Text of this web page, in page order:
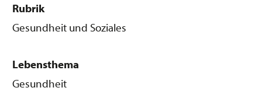
Rubrik
Gesundheit und Soziales
Lebensthema
Gesundheit